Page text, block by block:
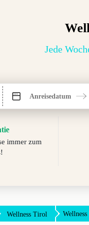
Jede
Anreisedatum
immer zum
Wellness Tirol